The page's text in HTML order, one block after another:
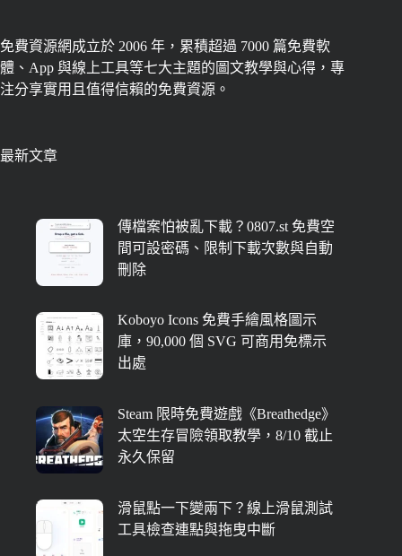
免費資源網成立於 2006 年，累積超過 7000 篇免費軟
體、App 與線上工具等七大主題的圖文教學與心得，專
注分享實用且值得信賴的免費資源。
最新文章
傳檔案怕被亂下載？0807.st 免費空
間可設密碼、限制下載次數與自動
刪除
Koboyo Icons 免費手繪風格圖示
庫，90,000 個 SVG 可商用免標示
出處
Steam 限時免費遊戲《Breathedge》
太空生存冒險領取教學，8/10 截止
永久保留
滑鼠點一下變兩下？線上滑鼠測試
工具檢查連點與拖曳中斷